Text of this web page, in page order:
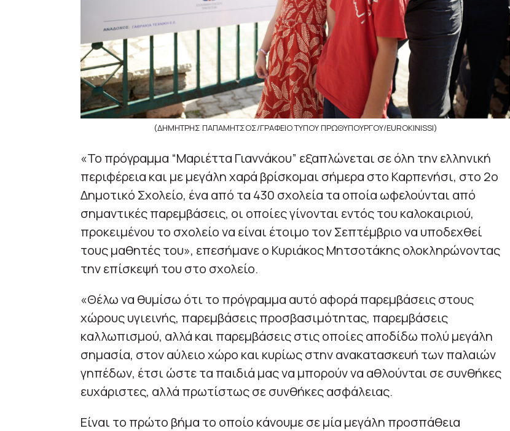
(ΔΗΜΗΤΡΗΣ ΠΑΠΑΜΗΤΣΟΣ/ΓΡΑΦΕΙΟ ΤΥΠΟΥ ΠΡΩΘΥΠΟΥΡΓΟΥ/EUROKINISSI)
«Το πρόγραμμα “Μαριέττα Γιαννάκου” εξαπλώνεται σε όλη την ελληνική
περιφέρεια και με μεγάλη χαρά βρίσκομαι σήμερα στο Καρπενήσι, στο 2ο
Δημοτικό Σχολείο, ένα από τα 430 σχολεία τα οποία ωφελούνται από
σημαντικές παρεμβάσεις, οι οποίες γίνονται εντός του καλοκαιριού,
προκειμένου το σχολείο να είναι έτοιμο τον Σεπτέμβριο να υποδεχθεί
τους μαθητές του», επεσήμανε ο Κυριάκος Μητσοτάκης ολοκληρώνοντας
την επίσκεψή του στο σχολείο.
«Θέλω να θυμίσω ότι το πρόγραμμα αυτό αφορά παρεμβάσεις στους
χώρους υγιεινής, παρεμβάσεις προσβασιμότητας, παρεμβάσεις
καλλωπισμού, αλλά και παρεμβάσεις στις οποίες αποδίδω πολύ μεγάλη
σημασία, στον αύλειο χώρο και κυρίως στην ανακατασκευή των παλαιών
γηπέδων, έτσι ώστε τα παιδιά μας να μπορούν να αθλούνται σε συνθήκες
ευχάριστες, αλλά πρωτίστως σε συνθήκες ασφάλειας.
Είναι το πρώτο βήμα το οποίο κάνουμε σε μία μεγάλη προσπάθεια